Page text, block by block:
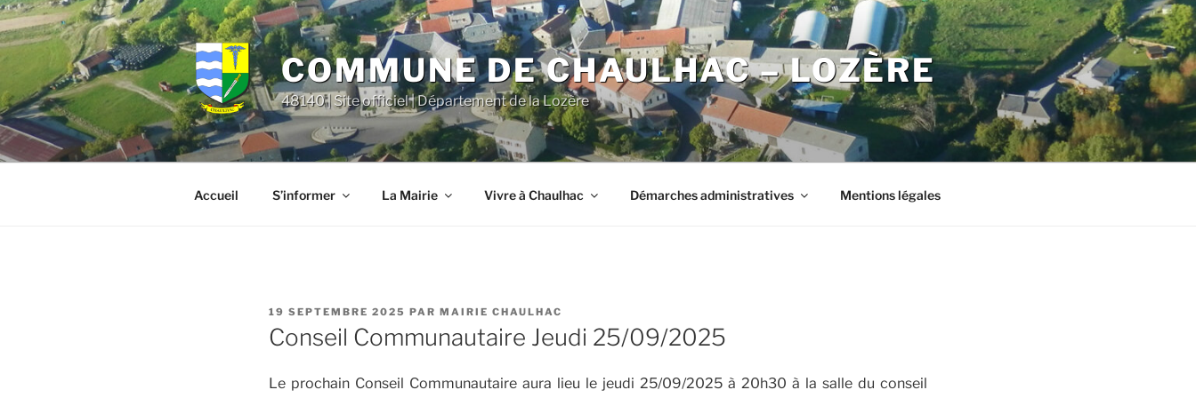
principal
Aller
au
contenu
principal
COMMUNE DE CHAULHAC – LOZÈRE
48140 | Site officiel | Département de la Lozère
Accueil S’informer La Mairie Vivre à Chaulhac Démarches administratives Mentions légales
PUBLIÉ
LE
19 SEPTEMBRE 2025 PAR MAIRIE CHAULHAC
Conseil Communautaire Jeudi 25/09/2025
Le prochain Conseil Communautaire aura lieu le jeudi 25/09/2025 à 20h30 à la salle du conseil